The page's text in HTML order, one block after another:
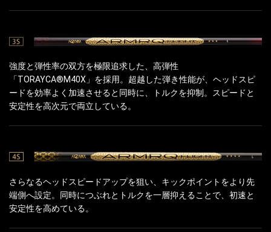
強度と弾性率の双方を極限追求した、高弾性
「TORAYCA®M40X」を採用。超越した弾き性能が、ヘッドスピ
ードを効率よく加速させると同時に、トルクを抑制。スピードと
安定性を高次元で両立している。
さらなるヘッドスピードアップを狙い、キックポイントをより先
端側へ設定。同時につぶれとトルクを一層抑えることで、初速と
安定性を高めている。